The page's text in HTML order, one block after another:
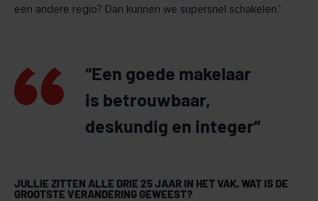
een andere regio? Dan kunnen we supersnel schakelen.”
“Een goede makelaar
is betrouwbaar,
deskundig en integer”
JULLIE ZITTEN ALLE DRIE 25 JAAR IN HET VAK. WAT IS DE
GROOTSTE VERANDERING GEWEEST?